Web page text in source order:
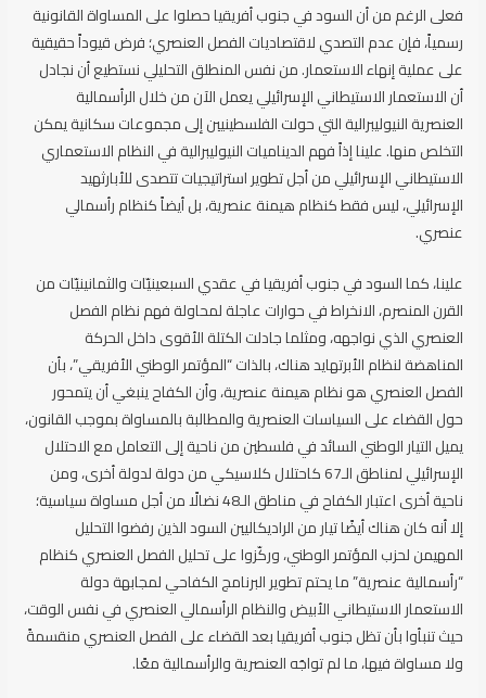
فعلى الرغم من أن السود في جنوب أفريقيا حصلوا على المساواة القانونية
رسمياً، فإن عدم التصدي لاقتصاديات الفصل العنصري؛ فرض قيوداً حقيقية
على عملية إنهاء الاستعمار. من نفس المنطلق التحليلي نستطيع أن نجادل
أن الاستعمار الاستيطاني الإسرائيلي يعمل الآن من خلال الرأسمالية
العنصرية النيوليبرالية التي حولت الفلسطينيين إلى مجموعات سكانية يمكن
التخلص منها. علينا إذاً فهم الديناميات النيوليبرالية في النظام الاستعماري
الاستيطاني الإسرائيلي من أجل تطوير استراتيجيات تتصدى للأبارثهيد
الإسرائيلي، ليس فقط كنظام هيمنة عنصرية، بل أيضاً كنظام رأسمالي
عنصري.
علينا، كما السود في جنوب أفريقيا في عقدي السبعينيّات والثمانينيّات من
القرن المنصرم، الانخراط في حوارات عاجلة لمحاولة فهم نظام الفصل
العنصري الذي نواجهه، ومثلما جادلت الكتلة الأقوى داخل الحركة
المناهضة لنظام الأبرتهايد هناك، بالذات “المؤتمر الوطني الأفريقي”، بأن
الفصل العنصري هو نظام هيمنة عنصرية، وأن الكفاح ينبغي أن يتمحور
حول القضاء على السياسات العنصرية والمطالبة بالمساواة بموجب القانون،
يميل التيار الوطني السائد في فلسطين من ناحية إلى التعامل مع الاحتلال
الإسرائيلي لمناطق الـ67 كاحتلال كلاسيكي من دولة لدولة أخرى، ومن
ناحية أخرى اعتبار الكفاح في مناطق الـ48 نضالًا من أجل مساواة سياسية؛
إلا أنه كان هناك أيضًا تيار من الراديكاليين السود الذين رفضوا التحليل
المهيمن لحزب المؤتمر الوطني، وركّزوا على تحليل الفصل العنصري كنظام
“رأسمالية عنصرية” ما يحتم تطوير البرنامج الكفاحي لمجابهة دولة
الاستعمار الاستيطاني الأبيض والنظام الرأسمالي العنصري في نفس الوقت،
حيث تنبأوا بأن تظل جنوب أفريقيا بعد القضاء على الفصل العنصري منقسمةً
ولا مساواة فيها، ما لم تواجَه العنصرية والرأسمالية معًا.